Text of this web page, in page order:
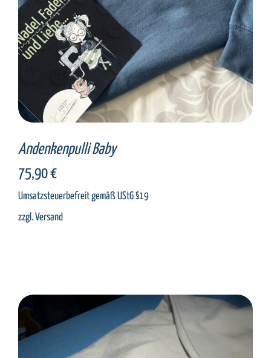
Andenkenpulli Baby
75,90€
Umsatzsteuerbefreit gemäß UStG §19
zzgl.Versand